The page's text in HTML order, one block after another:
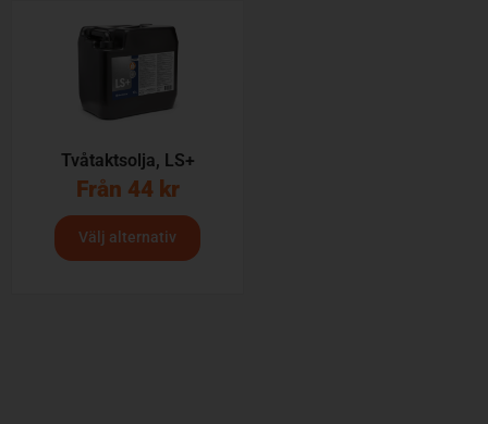
Tvåtaktsolja, LS+
Från 44 kr
Välj alternativ